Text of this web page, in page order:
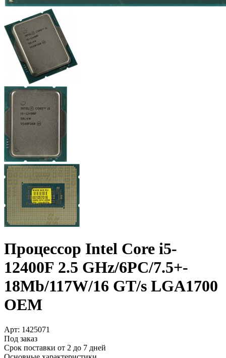
Процессор Intel Core i5-
12400F 2.5 GHz/­6PC/­7.5+­
18Mb/­117W/­16 GT/­s LGA1700
OEM
Арт: 1425071
Под заказ
Срок поставки от 2 до 7 дней